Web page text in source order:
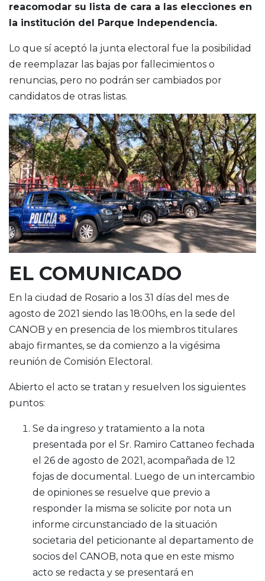
reacomodar su lista de cara a las elecciones en
la institución del Parque Independencia.
Lo que sí aceptó la junta electoral fue la posibilidad
de reemplazar las bajas por fallecimientos o
renuncias, pero no podrán ser cambiados por
candidatos de otras listas.
EL COMUNICADO
En la ciudad de Rosario a los 31 días del mes de
agosto de 2021 siendo las 18:00hs, en la sede del
CANOB y en presencia de los miembros titulares
abajo firmantes, se da comienzo a la vigésima
reunión de Comisión Electoral.
Abierto el acto se tratan y resuelven los siguientes
puntos:
Se da ingreso y tratamiento a la nota
presentada por el Sr. Ramiro Cattaneo fechada
el 26 de agosto de 2021, acompañada de 12
fojas de documental. Luego de un intercambio
de opiniones se resuelve que previo a
responder la misma se solicite por nota un
informe circunstanciado de la situación
societaria del peticionante al departamento de
socios del CANOB, nota que en este mismo
acto se redacta y se presentará en